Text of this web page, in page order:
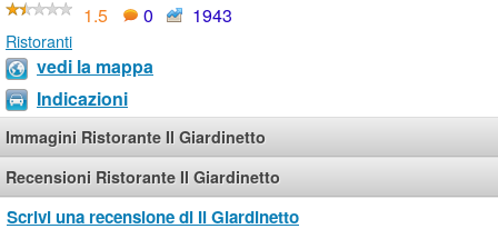
1.5
0 1943
Ristoranti
vedi la mappa
Indicazioni
Immagini Ristorante Il Giardinetto
Recensioni Ristorante Il Giardinetto
Scrivi una recensione di Il Giardinetto